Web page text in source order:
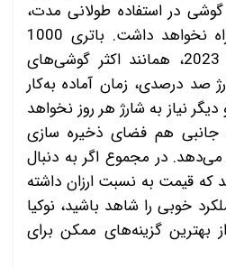
این گوشی در استفاده طولانی مدت،
خستگی برای دست به‌همراه نخواهد داشت. باتری 1000
میلی‌آمپر‌ساعتی نوکیا 106 2023، همانند اکثر گوشی‌های
صد درصدی، زمان آماده به‌کار
نیاز به شارژ هر روز نخواهد
جانبی هم فضای ذخیره سازی
می‌دهد. در مجموع اگر به دنبال
قیمت به نسبت ارزان داشته
خوبی را شاهد باشید، نوکیا
یکی از بهترین گزینه‌های ممکن برای